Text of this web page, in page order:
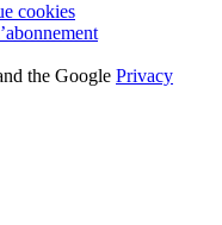
cookies
the Google Privacy